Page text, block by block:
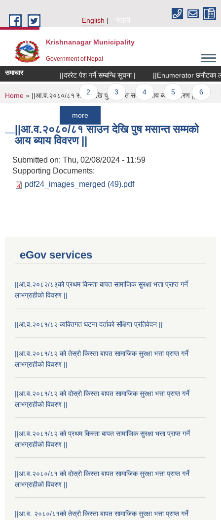
English
नेपाली
Krishnanagar Municipality
Government of Nepal
समाचार ||दररेट पेश गर्ने सम्बन्धि सूचना | ||Enumerator छनौटका लागि
Pages
1 2 3 4 5 6
You are here
Home » ||आ.व.२०८०/८१ साउन देखि पुष मसान्त सम्मको आय ब्याय विवरण ||
||आ.व.२०८०/८१ साउन देखि पुष मसान्त सम्मको
आय ब्याय विवरण ||
Submitted on: Thu, 02/08/2024 - 11:59
Supporting Documents:
pdf24_images_merged (49).pdf
eGov services
||आ.व.२०८२/८३को प्रथम किस्ता बापत सामाजिक सुरक्षा भत्ता प्राप्त गर्ने
लाभग्राहीको विवरण ||
||आ.व.२०८१/८२ व्यक्तिगत घटना दर्ताको संक्षिप्त प्रतिवेदन ||
||आ.व.२०८१/८२ को तेस्रो किस्ता बापत सामाजिक सुरक्षा भत्ता प्राप्त गर्ने
लाभग्राहीको विवरण ||
||आ.व.२०८१/८२ को दोस्रो किस्ता बापत सामाजिक सुरक्षा भत्ता प्राप्त गर्ने
लाभग्राहीको विवरण ||
||आ.व.२०८१/८२ को प्रथम किस्ता बापत सामाजिक सुरक्षा भत्ता प्राप्त गर्ने
लाभग्राहीको विवरण ||
||आ.व.२०८०/८१ को दोस्रो किस्ता बापत सामाजिक सुरक्षा भत्ता प्राप्त गर्ने
लाभग्राहीको विवरण ||
||आ.व. २०८०/८१को तेस्रो किस्ता बापत सामाजिक सुरक्षा भत्ता प्राप्त गर्ने